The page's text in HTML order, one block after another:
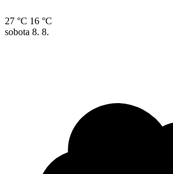
27 °C 16 °C
sobota 8. 8.